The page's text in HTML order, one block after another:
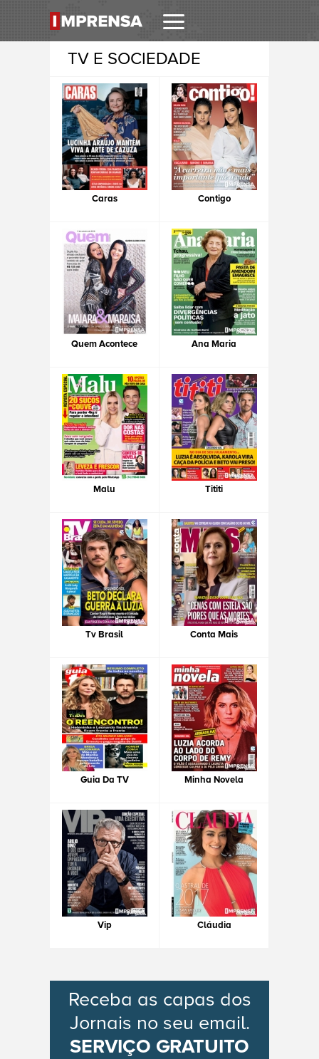
TV E SOCIEDADE
Caras Contigo
Quem Acontece Ana Maria
Malu Tititi
Tv Brasil Conta Mais
Guia Da TV Minha Novela
Vip Cláudia
Receba as capas dos
Jornais no seu email.
SERVIÇO GRATUITO